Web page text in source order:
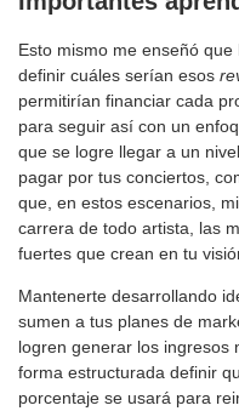
Esto mismo me enseñó
definir cuáles serían esos
permitirían financiar cada
para seguir así con un
que se logre llegar a un
pagar por tus conciertos,
que, en estos escenarios,
carrera de todo artista, las
fuertes que crean en tu
Mantenerte desarrollando
sumen a tus planes de
logren generar los ingresos
forma estructurada definir
porcentaje se usará para